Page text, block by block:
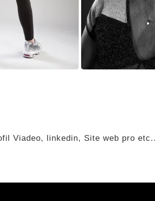
Viadeo, linkedin, Site web pro